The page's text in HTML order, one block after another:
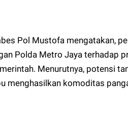
Pol Mustofa mengatakan,
Polda Metro Jaya terhadap
Menurutnya, potensi
menghasilkan komoditas